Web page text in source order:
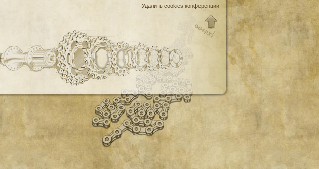
Удалить cookies конференции